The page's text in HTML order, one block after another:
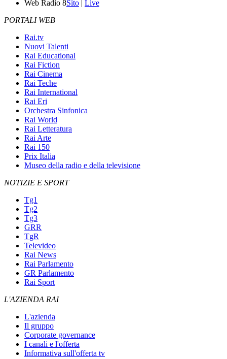
Web Radio 8Sito | Live
PORTALI WEB
Rai.tv
Nuovi Talenti
Rai Educational
Rai Fiction
Rai Cinema
Rai Teche
Rai International
Rai Eri
Orchestra Sinfonica
Rai World
Rai Letteratura
Rai Arte
Rai 150
Prix Italia
Museo della radio e della televisione
NOTIZIE E SPORT
Tg1
Tg2
Tg3
GRR
TgR
Televideo
Rai News
Rai Parlamento
GR Parlamento
Rai Sport
L'AZIENDA RAI
L'azienda
Il gruppo
Corporate governance
I canali e l'offerta
Informativa sull'offerta tv